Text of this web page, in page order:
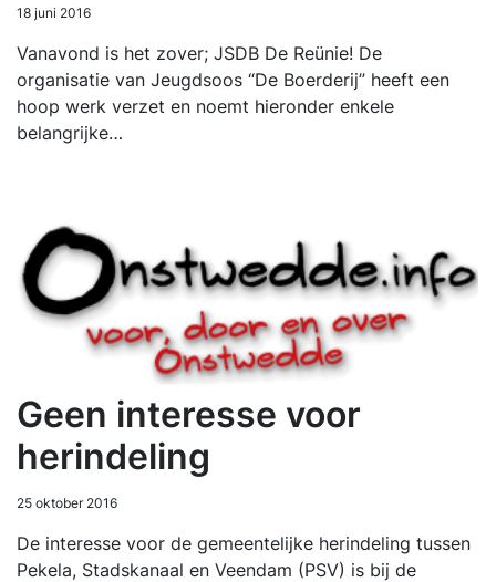
18 juni 2016
Vanavond is het zover; JSDB De Reünie! De
organisatie van Jeugdsoos “De Boerderij” heeft een
hoop werk verzet en noemt hieronder enkele
belangrijke…
Geen interesse voor
herindeling
25 oktober 2016
De interesse voor de gemeentelijke herindeling tussen
Pekela, Stadskanaal en Veendam (PSV) is bij de